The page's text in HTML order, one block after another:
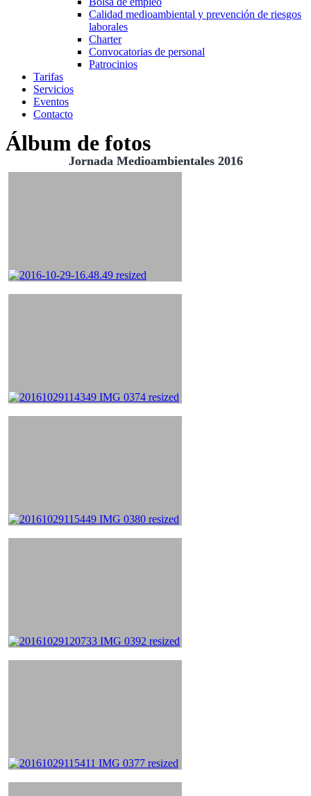
Calidad medioambiental y prevención de riesgos
laborales
Charter
Convocatorias de personal
Patrocinios
Tarifas
Servicios
Eventos
Contacto
Álbum de fotos
Jornada Medioambientales 2016